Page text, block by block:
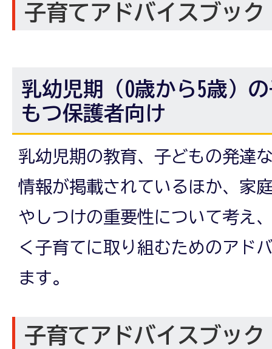
子育てアドバイスブッ
乳幼児期（0歳から5歳）
もつ保護者向け
乳幼児期の教育、子どもの発達
情報が掲載されているほか、家
やしつけの重要性について考え
く子育てに取り組むためのアド
ます。
子育てアドバイスブッ